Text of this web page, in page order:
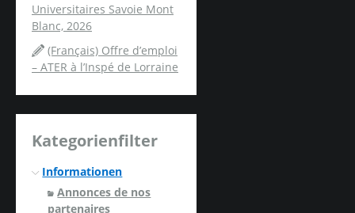
Universitaires Savoie Mont
Blanc, 2026
(Français) Offre d’emploi
– ATER à l’Inspé de Lorraine
Kategorienfilter
Informationen
Annonces de nos
partenaires